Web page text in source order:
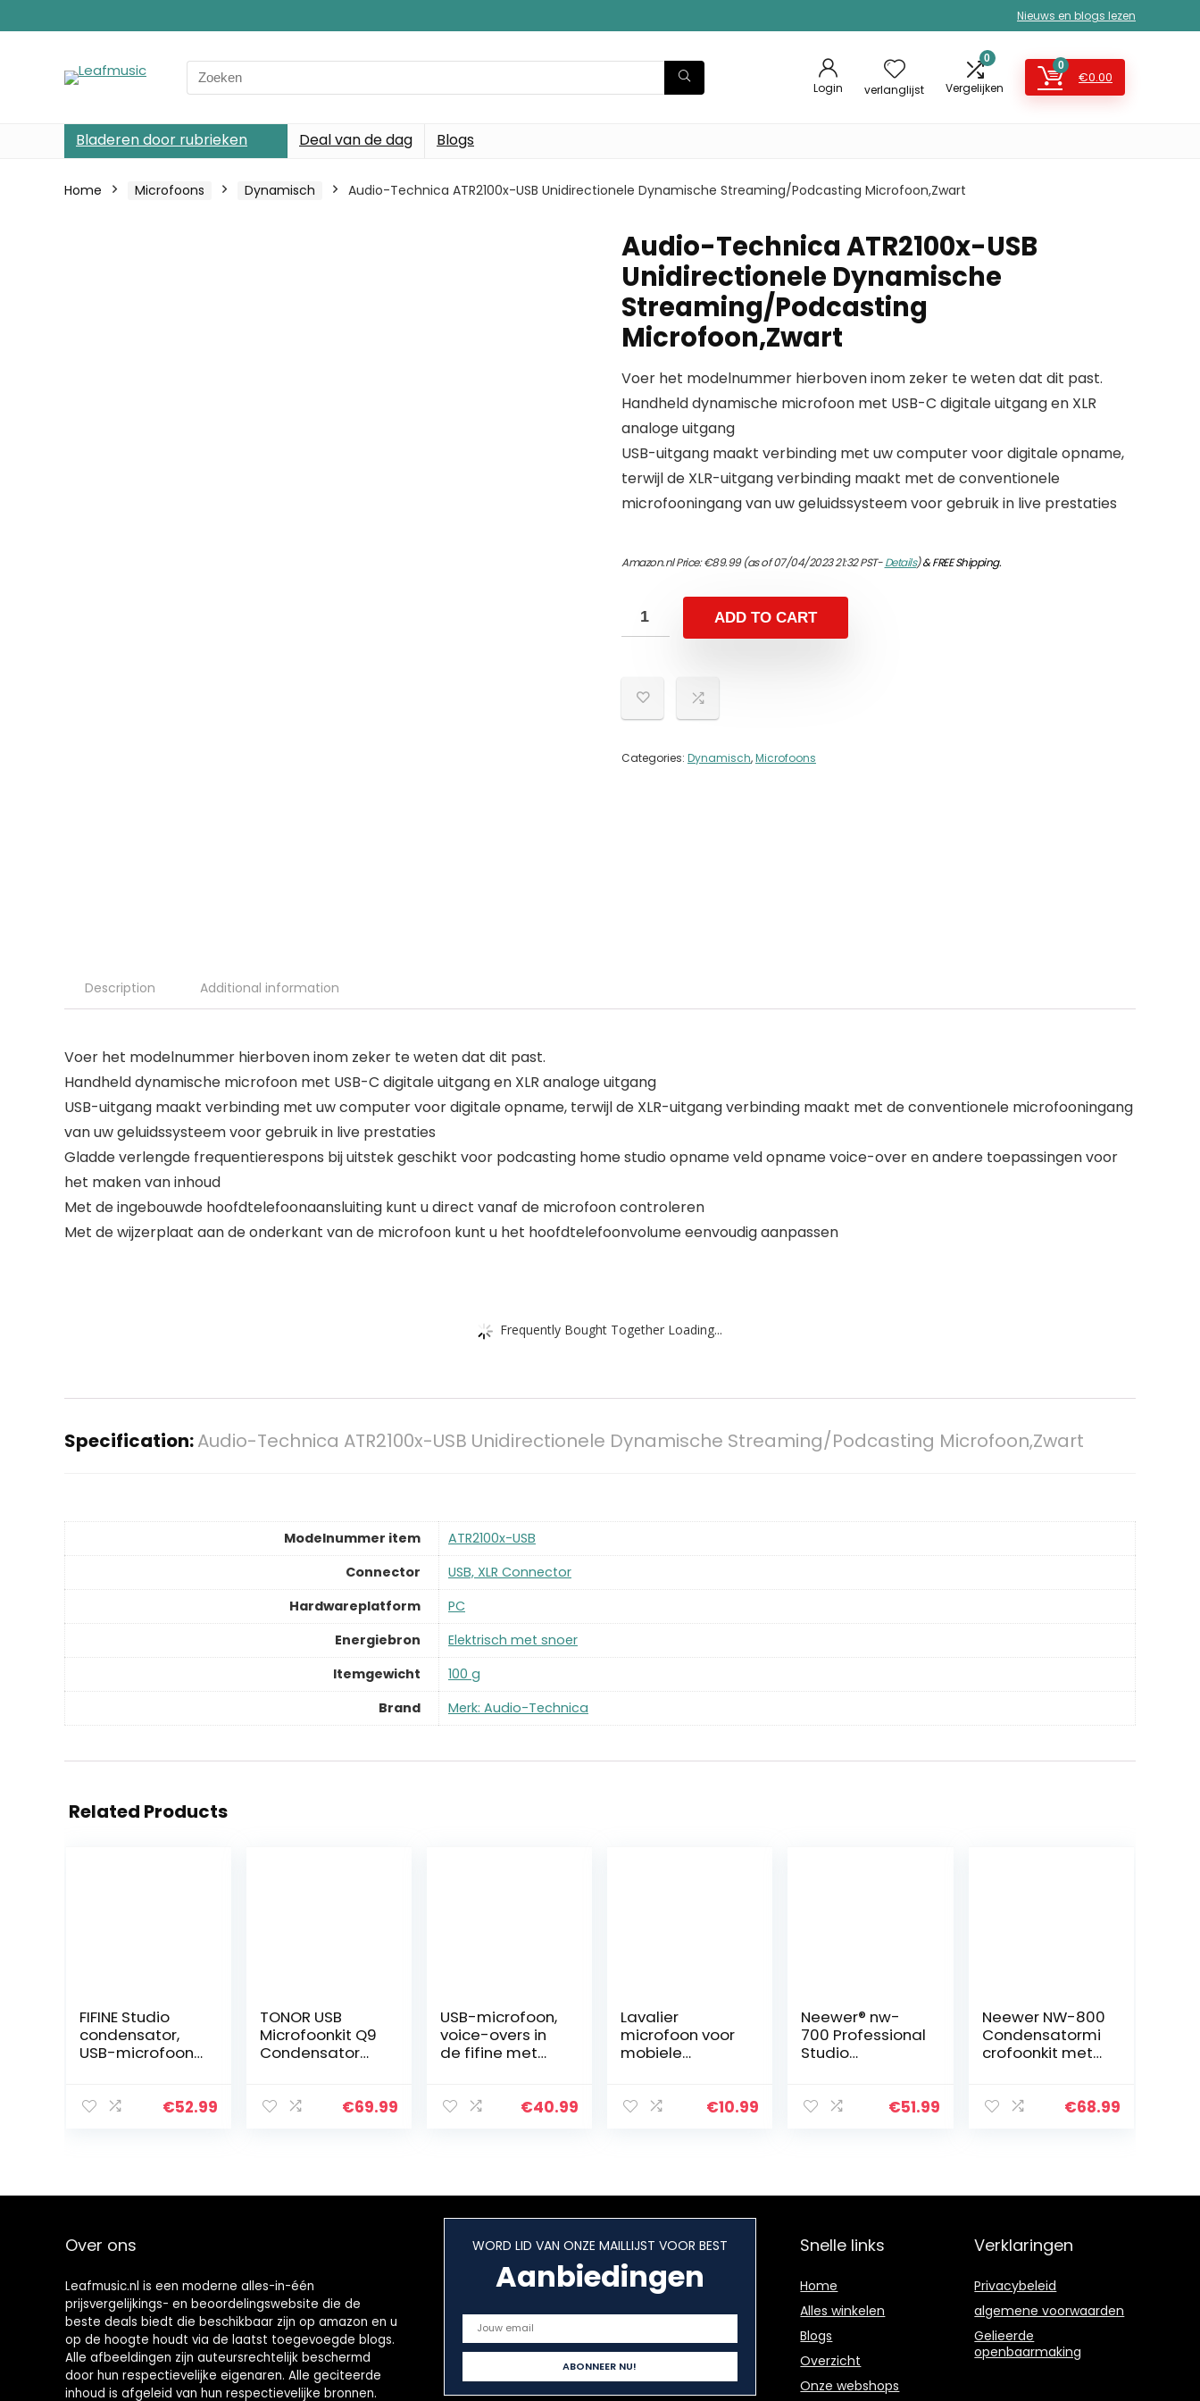
Nieuws en blogs lezen
Search
for:
Login verlanglijst
0
Vergelijken
0
€0.00
Bladeren door rubrieken Deal van de dag Blogs
Home Microfoons Dynamisch Audio-Technica ATR2100x-USB Unidirectionele Dynamische Streaming/Podcasting Microfoon,Zwart
Audio-Technica ATR2100x-USB
Unidirectionele Dynamische
Streaming/Podcasting
Microfoon,Zwart
Voer het modelnummer hierboven inom zeker te weten dat dit past.
Handheld dynamische microfoon met USB-C digitale uitgang en XLR
analoge uitgang
USB-uitgang maakt verbinding met uw computer voor digitale opname,
terwijl de XLR-uitgang verbinding maakt met de conventionele
microfooningang van uw geluidssysteem voor gebruik in live prestaties
Amazon.nl Price:€89.99(as of 07/04/2023 21:32 PST-Details)&FREE Shipping.
ADD TO CART
Categories: Dynamisch,Microfoons
Description Additional information
Voer het modelnummer hierboven inom zeker te weten dat dit past.
Handheld dynamische microfoon met USB-C digitale uitgang en XLR analoge uitgang
USB-uitgang maakt verbinding met uw computer voor digitale opname, terwijl de XLR-uitgang verbinding maakt met de conventionele microfooningang
van uw geluidssysteem voor gebruik in live prestaties
Gladde verlengde frequentierespons bij uitstek geschikt voor podcasting home studio opname veld opname voice-over en andere toepassingen voor
het maken van inhoud
Met de ingebouwde hoofdtelefoonaansluiting kunt u direct vanaf de microfoon controleren
Met de wijzerplaat aan de onderkant van de microfoon kunt u het hoofdtelefoonvolume eenvoudig aanpassen
Frequently Bought Together Loading...
Specification:Audio-Technica ATR2100x-USB Unidirectionele Dynamische Streaming/Podcasting Microfoon,Zwart
Modelnummer item
‎ATR2100x-USB
Connector
‎USB, XLR Connector
Hardwareplatform
‎PC
Energiebron
‎Elektrisch met snoer
Itemgewicht
‎100 g
Brand
Merk: Audio-Technica
Related Products
FIFINE Studio
condensator,
USB-microfoon,
schaararm,€52.99
TONOR USB
Microfoonkit Q9
Condensator
Microfoon voor
€69.99
USB-microfoon,
voice-overs in
de fifine met
Windows-
€40.99
Lavalier
microfoon voor
mobiele
omnidirectionel
€10.99
Neewer® nw-
700 Professional
Studio
microfoon &
vering schaar…
€51.99
Neewer NW-800
Condensatormi
crofoonkit met
g, schaararm,
€68.99
Over ons
Leafmusic.nl is een moderne alles-in-één
prijsvergelijkings- en beoordelingswebsite die de
beste deals biedt die beschikbaar zijn op amazon en u
op de hoogte houdt via de laatst toegevoegde blogs.
Alle afbeeldingen zijn auteursrechtelijk beschermd
door hun respectievelijke eigenaren. Alle geciteerde
inhoud is afgeleid van hun respectievelijke bronnen.
WORD LID VAN ONZE MAILLIJST VOOR BEST
Aanbiedingen
Snelle links
Home
Alles winkelen
Blogs
Overzicht
Onze webshops
Verklaringen
Privacybeleid
algemene voorwaarden
Gelieerde
openbaarmaking